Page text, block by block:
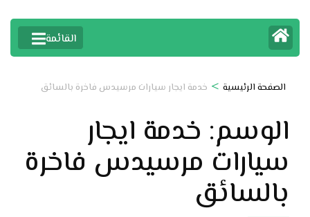
القائمة
الصفحة الرئيسية > خدمة ايجار سيارات مرسيدس فاخرة بالسائق
الوسم: خدمة ايجار
سيارات مرسيدس فاخرة
بالسائق